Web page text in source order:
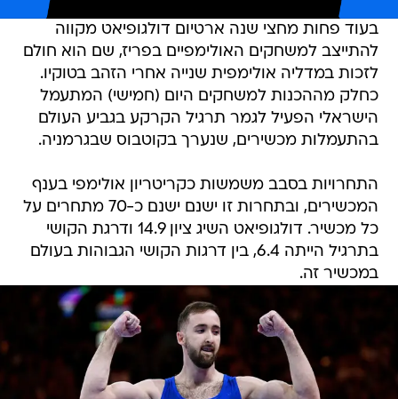
בעוד פחות מחצי שנה ארטיום דולגופיאט מקווה
להתייצב למשחקים האולימפיים בפריז, שם הוא חולם
לזכות במדליה אולימפית שנייה אחרי הזהב בטוקיו.
כחלק מההכנות למשחקים היום (חמישי) המתעמל
הישראלי הפעיל לגמר תרגיל הקרקע בגביע העולם
בהתעמלות מכשירים, שנערך בקוטבוס שבגרמניה.
התחרויות בסבב משמשות כקריטריון אולימפי בענף
המכשירים, ובתחרות זו ישנם ישנם כ-70 מתחרים על
כל מכשיר. דולגופיאט השיג ציון 14.9 ודרגת הקושי
בתרגיל הייתה 6.4, בין דרגות הקושי הגבוהות בעולם
במכשיר זה.